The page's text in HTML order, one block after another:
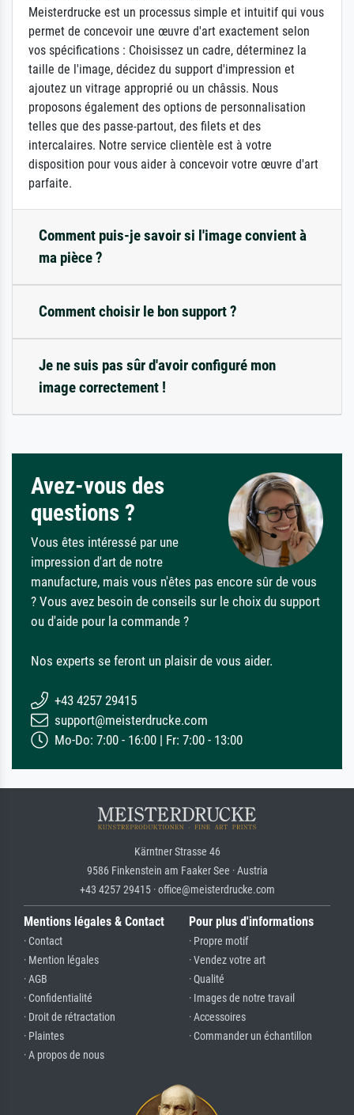
Meisterdrucke est un processus simple et intuitif qui vous
permet de concevoir une œuvre d'art exactement selon
vos spécifications : Choisissez un cadre, déterminez la
taille de l'image, décidez du support d'impression et
ajoutez un vitrage approprié ou un châssis. Nous
proposons également des options de personnalisation
telles que des passe-partout, des filets et des
intercalaires. Notre service clientèle est à votre
disposition pour vous aider à concevoir votre œuvre d'art
parfaite.
Comment puis-je savoir si l'image convient à
ma pièce ?
Comment choisir le bon support ?
Je ne suis pas sûr d'avoir configuré mon
image correctement !
Avez-vous des
questions ?
Vous êtes intéressé par une
impression d'art de notre
manufacture, mais vous n'êtes pas encore sûr de vous
? Vous avez besoin de conseils sur le choix du support
ou d'aide pour la commande ?
Nos experts se feront un plaisir de vous aider.
+43 4257 29415
support@meisterdrucke.com
Mo-Do: 7:00 - 16:00 | Fr: 7:00 - 13:00
Kärntner Strasse 46
9586 Finkenstein am Faaker See · Austria
+43 4257 29415 · office@meisterdrucke.com
Mentions légales & Contact
· Contact
· Mention légales
· AGB
· Confidentialité
· Droit de rétractation
· Plaintes
· A propos de nous
Pour plus d'informations
· Propre motif
· Vendez votre art
· Qualité
· Images de notre travail
· Accessoires
· Commander un échantillon